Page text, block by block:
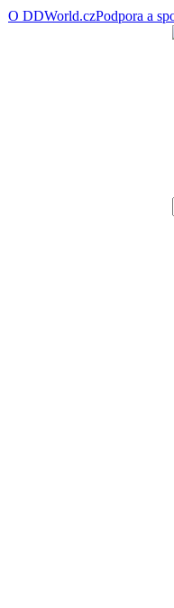
O DDWorld.czPodpora a